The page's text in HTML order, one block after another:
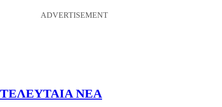
ΤΕΛΕΥΤΑΙΑ ΝΕΑ